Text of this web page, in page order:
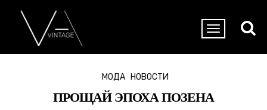
МОДА НОВОСТИ
ПРОЩАЙ ЭПОХА ПОЗЕНА